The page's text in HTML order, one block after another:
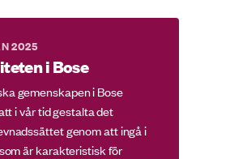
2025
i Bose
gemenskapen i Bose
i vår tid gestalta det
genom att ingå i
är karakteristisk för